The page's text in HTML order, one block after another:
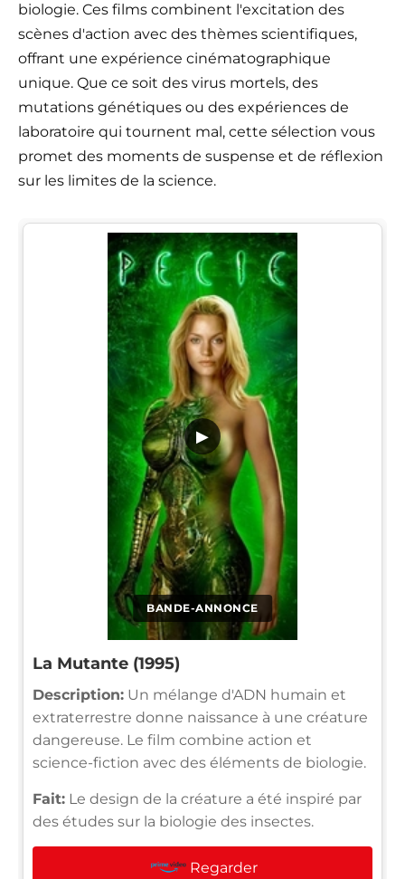
biologie. Ces films combinent l'excitation des
scènes d'action avec des thèmes scientifiques,
offrant une expérience cinématographique
unique. Que ce soit des virus mortels, des
mutations génétiques ou des expériences de
laboratoire qui tournent mal, cette sélection vous
promet des moments de suspense et de réflexion
sur les limites de la science.
BANDE-ANNONCE
▶
La Mutante (1995)
Description: Un mélange d'ADN humain et
extraterrestre donne naissance à une créature
dangereuse. Le film combine action et
science-fiction avec des éléments de biologie.
Fait: Le design de la créature a été inspiré par
des études sur la biologie des insectes.
Regarder